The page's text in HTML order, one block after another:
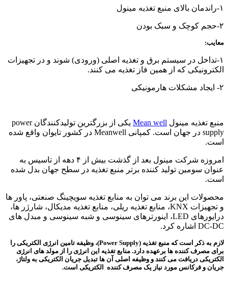
۱-راندمان بالای منبع تغذیه مینول
۲-حجم کوچک و سبک بودن
معایب:
۱-تداخل در سیستم برق و تغذیه اصلی (ورودی) شوند و در تجهیزات
الکترونیکی که از همین فاز تغذیه می کنند.
۲- ایجاد مشکلات هارمونیکی
منبع تغذیه مینول Mean well
یکی از بزرگترین تولیدکنندگان power
supply در جهان است. کمپانی Meanwell در کشور تایوان واقع شده
است.
امروزه شرکت مینول بعد از گذشت بیش از ۴ دهه از تاسیس به
عنوان سومین تولید کننده برتر منبع تغذیه در سطح جهان بدل شده
است.
محصولات این برند می توان به منابع تغذیه سویچینگ صنعتی، پاور ها
و تجهیزات KNX، منابع تغذیه ریلی، منابع تغذیه مدیکال، شارژر ها،
درایورهای LED، اینورترهای سینوسی و شبه سینوسی و مبدل های
DC-DC اشاره کرد.
لازم به ذکر است که منبع تغذیه (Power Supply)، وظیفه تامین انرژی الکتریکی را
برای مصرف کننده ها برعهده دارد. منابع تغذیه این انرژی را از مولد های انرژی
الکتریکی دریافت می کنند و وظیفه اصلی آن ها تبدیل جریان الکتریکی به ولتاژ،
جریان و فرکانس مورد نیاز یک مصرف کننده الکتریکی است.